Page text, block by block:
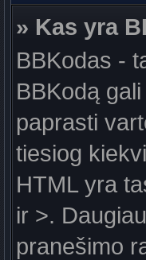
» Kas yra
BBKodas -
BBKodą
paprasti
tiesiog
HTML yra
ir >.
pranešimo